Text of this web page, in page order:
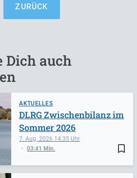
ZURÜCK
Dich auch
AKTUELLES
bookmark_border
7. Aug. 2026 14:35
03:41 Min.
DLRG Zwischenbilanz im
Sommer 2026